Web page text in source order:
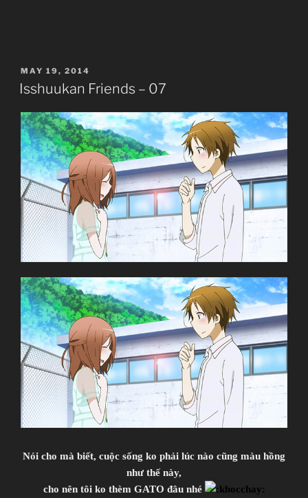
Isshuukan Friends.
One Week Friends.
一週間フレンズ.
TV Series
Unknown
07.04.2014 đến ??
Brain`s Base
Comedy, Coming of Age, Daily Life, High
School, Manga, Romance, Shounen
POSTED
ON
MAY 19, 2014
Isshuukan Friends – 07
Nói cho mà biết, cuộc sống ko phải lúc nào cũng màu hồng
như thế này,
cho nên tôi ko thèm GATO đâu nhé